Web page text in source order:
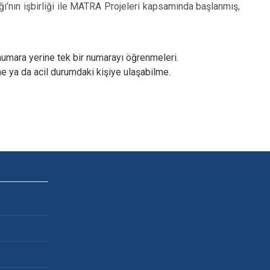
işbirliği ile MATRA Projeleri kapsamında başlanmış,
yerine tek bir numarayı öğrenmeleri.
ya da acil durumdaki kişiye ulaşabilme.